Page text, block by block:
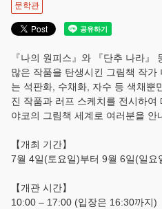
문의는 이쪽
언어
日本語
한국어
简体中文
문학관
『나의 원피스』와 『단추 나라』
많은 작품을 탄생시킨 그림책 작가
는 석판화, 수채화, 자수 등 색채뿐
진 작품과 러프 스케치를 전시하
야코의 그림책 세계로 여러분을 안
【개최 기간】
7월 4일(토요일)부터 9월 6일(일요
【개관 시간】
10:00 – 17:00 (입장은 16:30까지)